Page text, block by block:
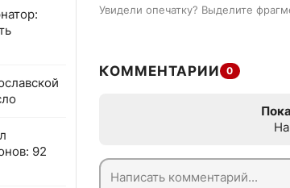
92
Увидели опечатку? Выделите
КОММЕНТАРИИ 0